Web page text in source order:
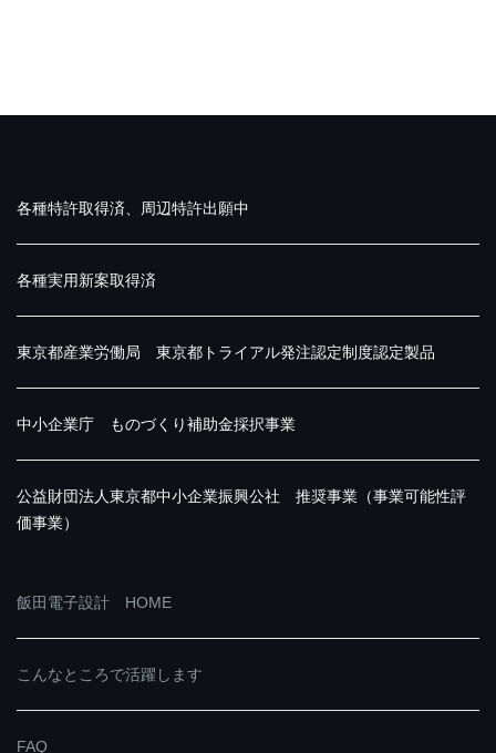
各種特許取得済、周辺特許出願中
各種実用新案取得済
東京都産業労働局 東京都トライアル発注認定制度認定製品
中小企業庁 ものづくり補助金採択事業
公益財団法人東京都中小企業振興公社 推奨事業（事業可能性評
価事業）
飯田電子設計 HOME
こんなところで活躍します
FAQ